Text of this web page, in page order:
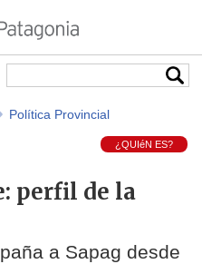
Política Provincial
¿QUIéN ES?
perfil de la
a Sapag desde